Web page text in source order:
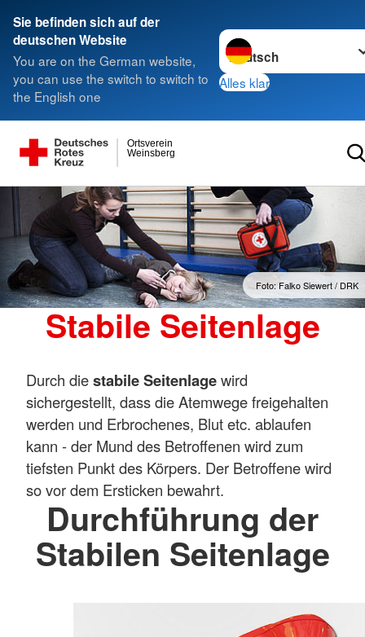
Sie befinden sich auf der
deutschen Website
You are on the German website,
you can use the switch to switch to
the English one
Sprache wechseln zu
Alles klar
Weinsberg
Ortsverein
Foto: Falko Siewert / DRK
Stabile Seitenlage
Durch diestabile Seitenlagewird
sichergestellt, dass die Atemwege freigehalten
werden und Erbrochenes, Blut etc. ablaufen
kann - der Mund des Betroffenen wird zum
tiefsten Punkt des Körpers. Der Betroffene wird
so vor dem Ersticken bewahrt.
Durchführung der
Stabilen Seitenlage